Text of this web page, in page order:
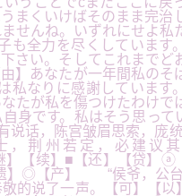
まくいけばそのまま完治
せんね。いずれにせよ私
も全力を尽くしています
さい。そしてこれまでど
】あなたが一年間私のそ
私なりに感謝しています
たが私を傷つけたわけで
身です。私はそう思って
话，陈宫皱眉思索，庞统
，荆州若定，必建议
【续】■【还】【贷】ⓐ
遗】◎【产】 “侯爷，公台
的说了一声。【可】【